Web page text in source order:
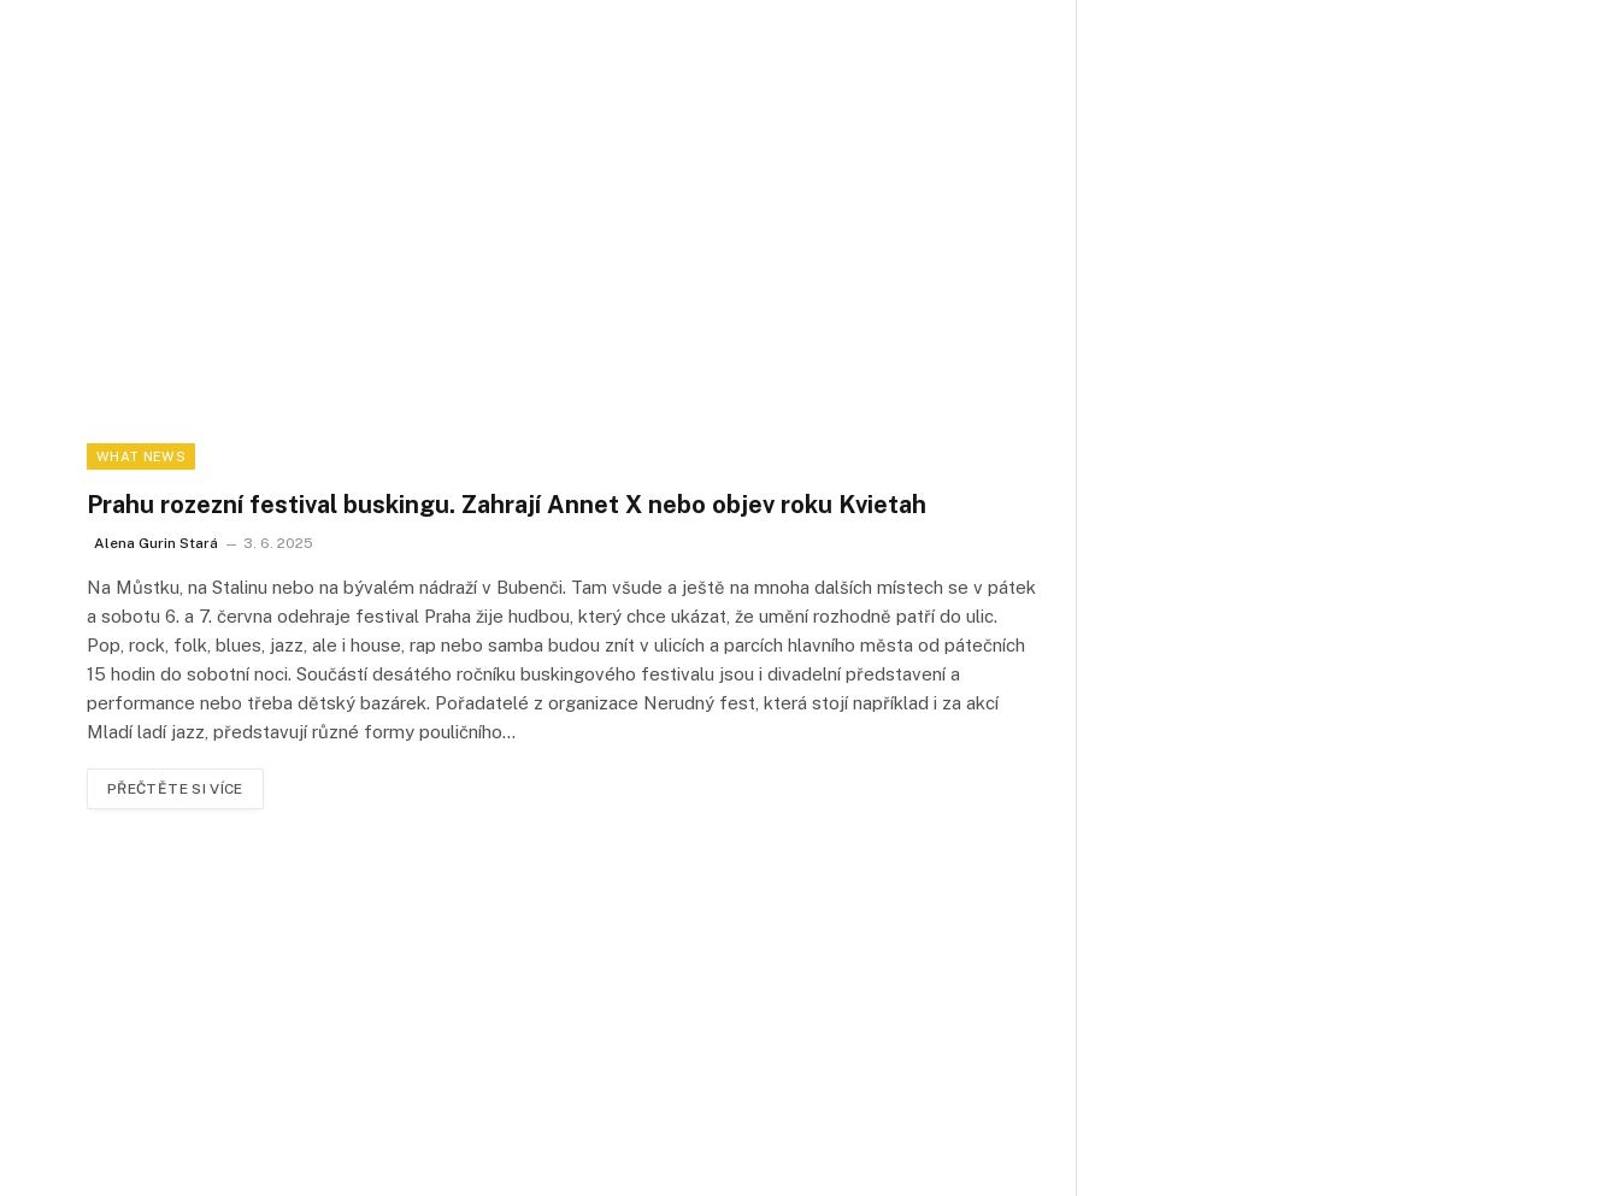
WHAT NEWS
Prahu rozezní festival buskingu. Zahrají Annet X nebo objev roku Kvietah
Alena Gurin Stará 3. 6. 2025
Na Můstku, na Stalinu nebo na bývalém nádraží v Bubenči. Tam všude a ještě na mnoha dalších místech se v pátek
a sobotu 6. a 7. června odehraje festival Praha žije hudbou, který chce ukázat, že umění rozhodně patří do ulic.
Pop, rock, folk, blues, jazz, ale i house, rap nebo samba budou znít v ulicích a parcích hlavního města od pátečních
15 hodin do sobotní noci. Součástí desátého ročníku buskingového festivalu jsou i divadelní představení a
performance nebo třeba dětský bazárek. Pořadatelé z organizace Nerudný fest, která stojí například i za akcí
Mladí ladí jazz, představují různé formy pouličního…
PŘEČTĚTE SI VÍCE